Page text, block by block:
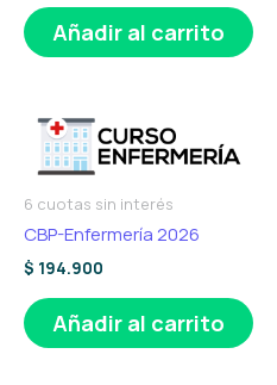
Añadir al carrito
6 cuotas sin interés
CBP-Enfermería 2026
$ 194.900
Añadir al carrito